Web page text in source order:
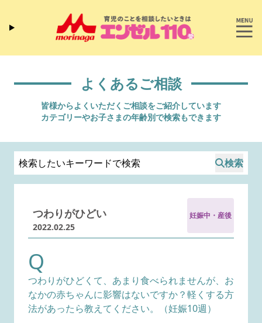
よくあるご相談
皆様からよくいただくご相談をご紹介しています
カテゴリーやお子さまの年齢別で検索もできます
検索
つわりがひどい
2022.02.25
妊娠中・産後
Q
つわりがひどくて、あまり食べられませんが、お
なかの赤ちゃんに影響はないですか？軽くする方
法があったら教えてください。（妊娠10週）